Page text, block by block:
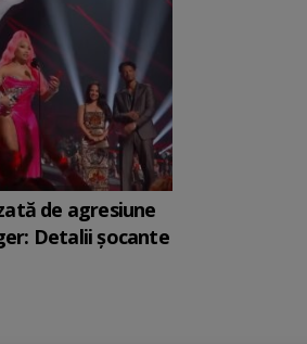
de agresiune
Detalii șocante